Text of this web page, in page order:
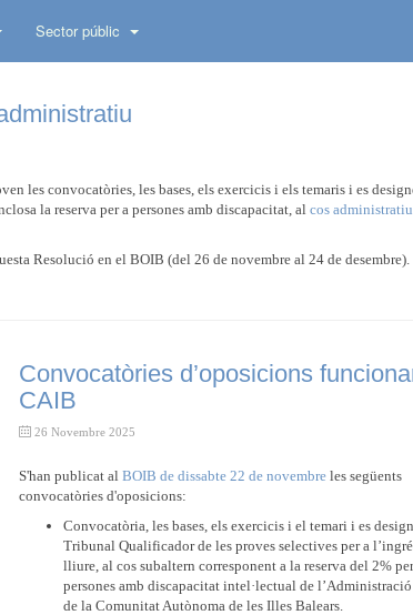
Sector públic
les convocatòries, les bases, els exercicis i els temaris i es
la reserva per a persones amb discapacitat, al cos administratiu
Resolució en el BOIB (del 26 de novembre al 24 de desembre).
Convocatòries d’oposicions
CAIB
26 Novembre 2025
S'han publicat al BOIB de dissabte 22 de novembreles següents
convocatòries d'oposicions:
Convocatòria, les bases, els exercicis i el temari i es
Tribunal Qualificador de les proves selectives per a
lliure, al cos subaltern corresponent a la reserva del 2%
persones amb discapacitat intel·lectual de
de la Comunitat Autònoma de les Illes Balears.